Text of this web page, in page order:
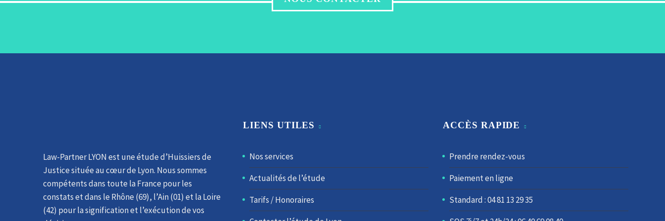
Law-Partner LYON est une étude d’Huissiers de
Justice située au cœur de Lyon. ​Nous sommes
compétents dans toute la France pour les
constats et dans le Rhône (69), l’Ain (01) et la Loire
(42) pour la signification et l’exécution de vos
LIENS UTILES
Nos services
Actualités de l’étude
Tarifs / Honoraires
ACCÈS RAPIDE
Prendre rendez-vous
Paiement en ligne
Standard : 04 81 13 29 35